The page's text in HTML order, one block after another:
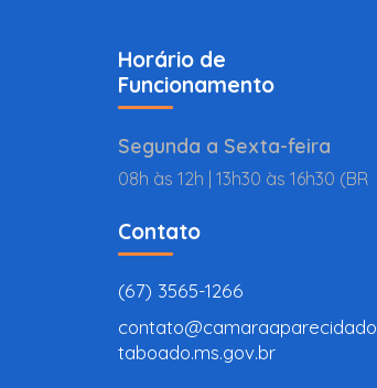
Horário de
Funcionamento
Segunda a Sexta-feira
08h às 12h | 13h30 às 16h30 (BR
Contato
(67) 3565-1266
contato@camaraaparecidado
taboado.ms.gov.br